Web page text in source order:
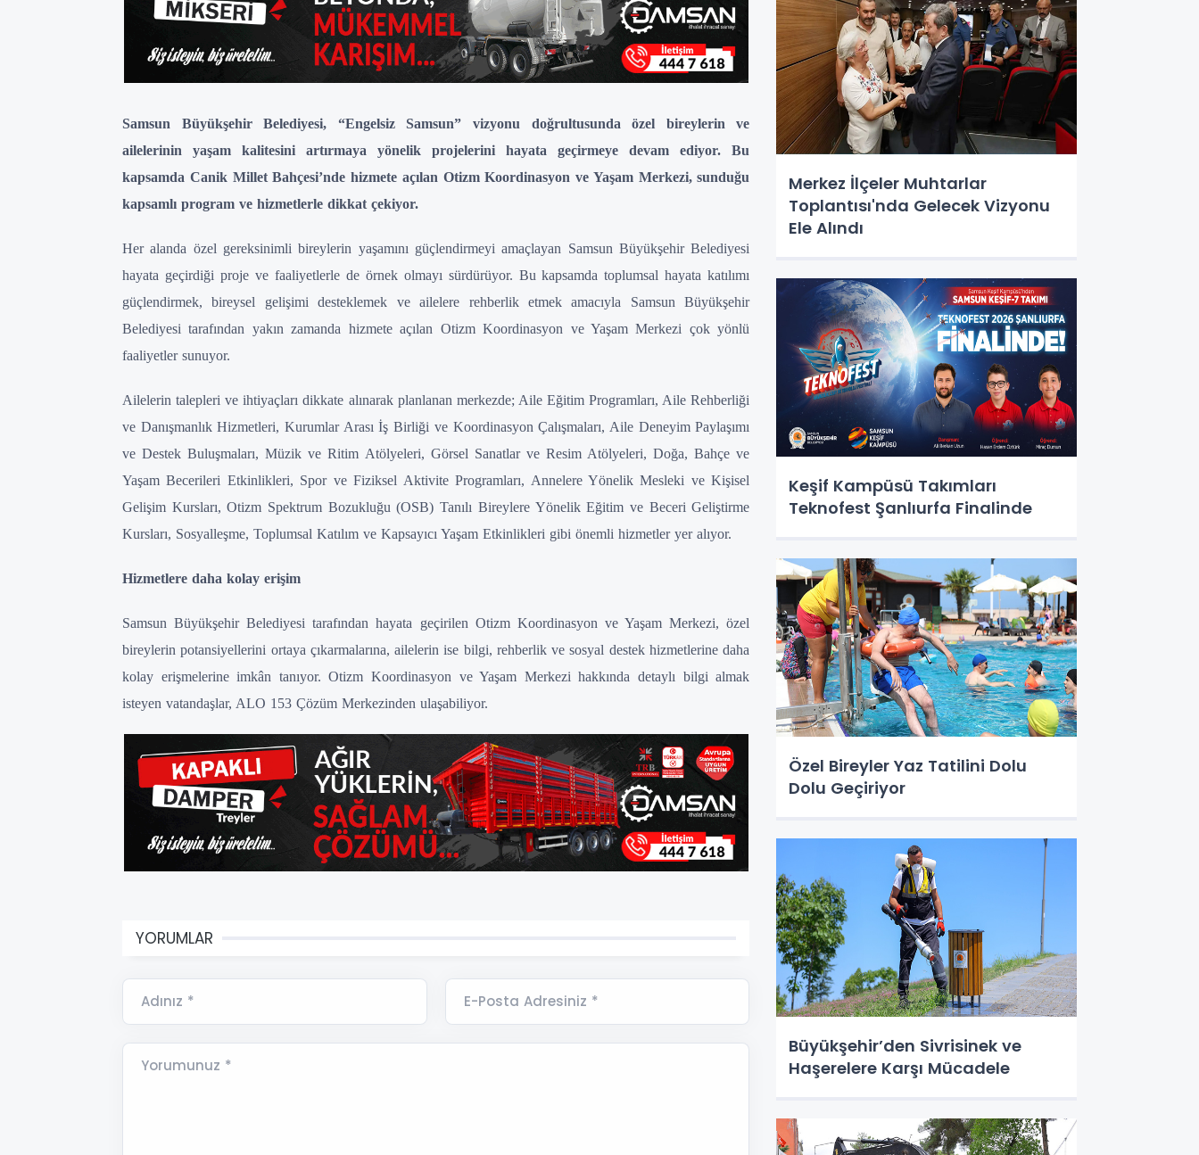
Samsun Büyükşehir Belediyesi, “Engelsiz Samsun” vizyonu doğrultusunda özel bireylerin ve
ailelerinin yaşam kalitesini artırmaya yönelik projelerini hayata geçirmeye devam ediyor. Bu
kapsamda Canik Millet Bahçesi’nde hizmete açılan Otizm Koordinasyon ve Yaşam Merkezi, sunduğu
kapsamlı program ve hizmetlerle dikkat çekiyor.
Her alanda özel gereksinimli bireylerin yaşamını güçlendirmeyi amaçlayan Samsun Büyükşehir Belediyesi
hayata geçirdiği proje ve faaliyetlerle de örnek olmayı sürdürüyor. Bu kapsamda toplumsal hayata katılımı
güçlendirmek, bireysel gelişimi desteklemek ve ailelere rehberlik etmek amacıyla Samsun Büyükşehir
Belediyesi tarafından yakın zamanda hizmete açılan Otizm Koordinasyon ve Yaşam Merkezi çok yönlü
faaliyetler sunuyor.
Ailelerin talepleri ve ihtiyaçları dikkate alınarak planlanan merkezde; Aile Eğitim Programları, Aile Rehberliği
ve Danışmanlık Hizmetleri, Kurumlar Arası İş Birliği ve Koordinasyon Çalışmaları, Aile Deneyim Paylaşımı
ve Destek Buluşmaları, Müzik ve Ritim Atölyeleri, Görsel Sanatlar ve Resim Atölyeleri, Doğa, Bahçe ve
Yaşam Becerileri Etkinlikleri, Spor ve Fiziksel Aktivite Programları, Annelere Yönelik Mesleki ve Kişisel
Gelişim Kursları, Otizm Spektrum Bozukluğu (OSB) Tanılı Bireylere Yönelik Eğitim ve Beceri Geliştirme
Kursları, Sosyalleşme, Toplumsal Katılım ve Kapsayıcı Yaşam Etkinlikleri gibi önemli hizmetler yer alıyor.
Hizmetlere daha kolay erişim
Samsun Büyükşehir Belediyesi tarafından hayata geçirilen Otizm Koordinasyon ve Yaşam Merkezi, özel
bireylerin potansiyellerini ortaya çıkarmalarına, ailelerin ise bilgi, rehberlik ve sosyal destek hizmetlerine daha
kolay erişmelerine imkân tanıyor. Otizm Koordinasyon ve Yaşam Merkezi hakkında detaylı bilgi almak
isteyen vatandaşlar, ALO 153 Çözüm Merkezinden ulaşabiliyor.
YORUMLAR
Adınız * E-Posta Adresiniz *
Yorumunuz *
Merkez İlçeler Muhtarlar
Toplantısı'nda Gelecek Vizyonu
Ele Alındı
Keşif Kampüsü Takımları
Teknofest Şanlıurfa Finalinde
Özel Bireyler Yaz Tatilini Dolu
Dolu Geçiriyor
Büyükşehir’den Sivrisinek ve
Haşerelere Karşı Mücadele